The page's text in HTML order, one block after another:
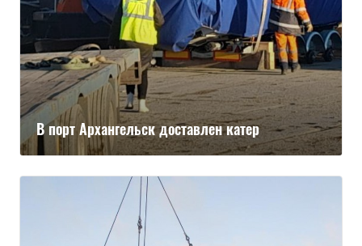
В порт Архангельск доставлен катер